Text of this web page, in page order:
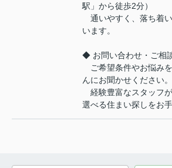
駅」から徒歩2分）
通いやすく、落ち着
います。
◆ お問い合わせ・ご相
ご希望条件やお悩み
んにお聞かせください。
経験豊富なスタッフ
選べる住まい探しをお